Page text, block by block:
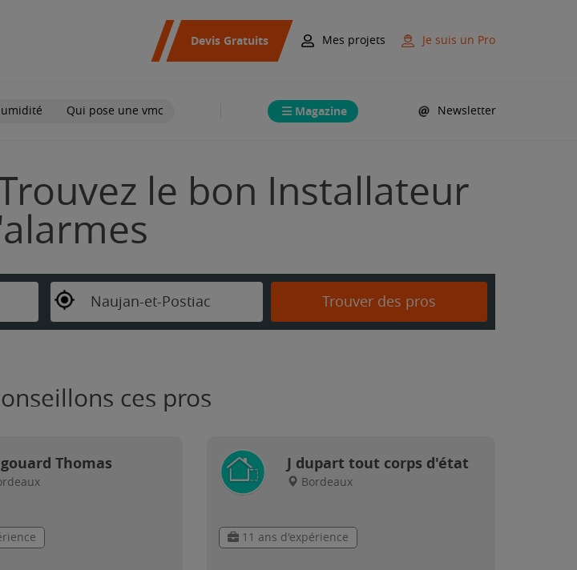
Devis Gratuits Mes projets Je suis un Pro
Qui pose une vmc Magazine Newsletter
le bon Installateur
Naujan-et-Postiac Trouver des pros
ces pros
Thomas J dupart tout corps d'état
Bordeaux
11 ans d'expérience